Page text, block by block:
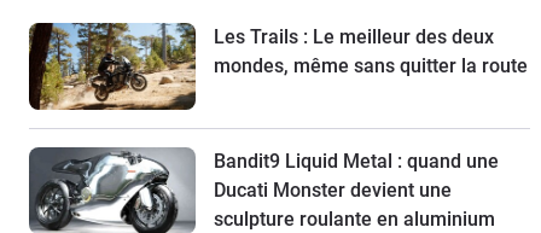
Les Trails : Le meilleur des deux
mondes, même sans quitter la route
Bandit9 Liquid Metal : quand une
Ducati Monster devient une
sculpture roulante en aluminium